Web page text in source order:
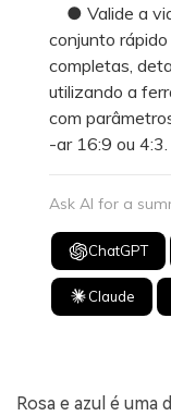
● Valide a
conjunto
completas,
utilizando a
com
-ar 16:9 ou 4:3.
Ask AI for a
ChatGPT
Claude
Rosa e azul é uma